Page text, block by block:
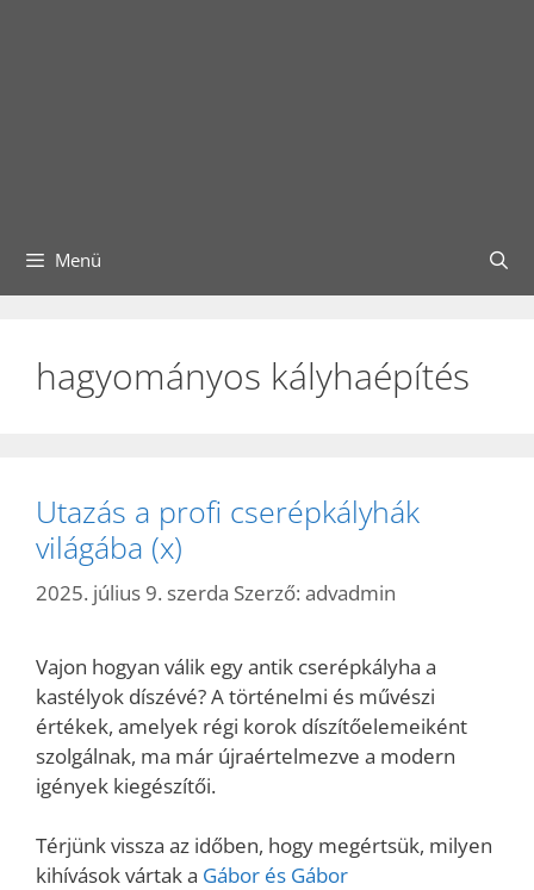
Menü
hagyományos kályhaépítés
Utazás a profi cserépkályhák
világába (x)
2025. július 9. szerda Szerző: advadmin
Vajon hogyan válik egy antik cserépkályha a
kastélyok díszévé? A történelmi és művészi
értékek, amelyek régi korok díszítőelemeiként
szolgálnak, ma már újraértelmezve a modern
igények kiegészítői.
Térjünk vissza az időben, hogy megértsük, milyen
kihívások vártak a Gábor és Gábor